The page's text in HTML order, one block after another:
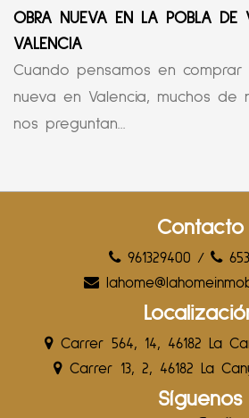
OBRA NUEVA EN LA POBLA DE
VALENCIA
Cuando pensamos en comprar
nueva en Valencia, muchos de
nos preguntan...
Contacto
961329400 /
Carrer 564, 14, 46182 La
Carrer 13, 2, 46182 La
Síguenos